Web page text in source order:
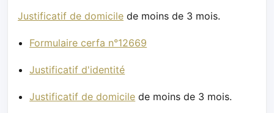
Justificatif de domicile de moins de 3 mois.
Formulaire cerfa n°12669
Justificatif d'identité
Justificatif de domicile de moins de 3 mois.